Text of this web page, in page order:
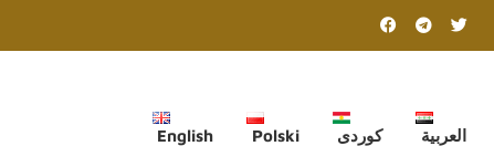
English Polski کوردی العربية